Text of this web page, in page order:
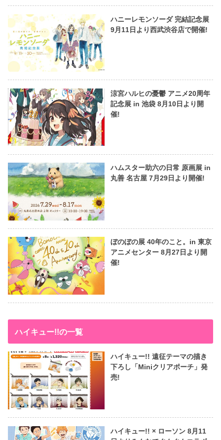
ハニーレモンソーダ 完結記念展
9月11日より西武渋谷店で開催!
涼宮ハルヒの憂鬱 アニメ20周年
記念展 in 池袋 8月10日より開
催!
ハムスター助六の日常 原画展 in
丸善 名古屋 7月29日より開催!
ぼのぼの展 40年のこと。in 東京
アニメセンター 8月27日より開
催!
ハイキュー!!の一覧
ハイキュー!! 遠征テーマの描き
下ろし「Miniクリアポーチ」発
売!
ハイキュー!! × ローソン 8月11